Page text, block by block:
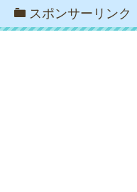
スポンサーリンク